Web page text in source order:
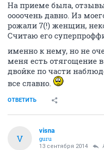
На приеме была,
оооочень давно. Из
рожали 7(!) женщин,
Считаю его
именно к нему, но не
меня есть отягощение
двойке по части
все славно.
ОТВЕТИТЬ
V
visna
guru
13 сентября 2014